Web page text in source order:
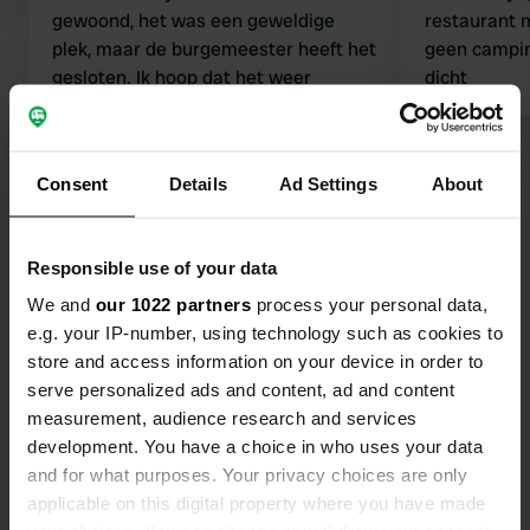
Consent Details Ad Settings About
Responsible use of your data
We and our 1022 partners process your personal data,
e.g. your IP-number, using technology such as cookies to
store and access information on your device in order to
serve personalized ads and content, ad and content
measurement, audience research and services
development. You have a choice in who uses your data
and for what purposes. Your privacy choices are only
applicable on this digital property where you have made
gewoond, het was een geweldige
plek, maar de burgemeester heeft het
gesloten. Ik hoop dat het weer
restaurant
geen
dicht
Ben jij hier geweest?
Contact